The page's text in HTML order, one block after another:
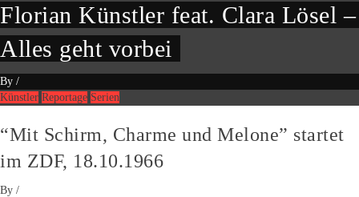
Florian Künstler feat. Clara Lösel –
Alles geht vorbei
By /
Künstler Reportage Serien
“Mit Schirm, Charme und Melone” startet
im ZDF, 18.10.1966
By /